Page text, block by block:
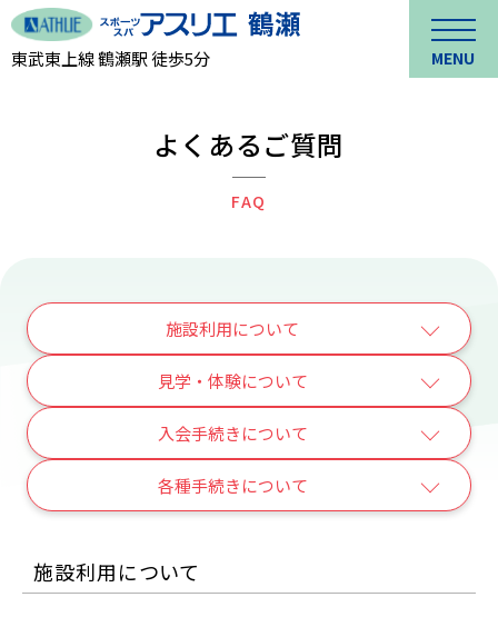
東武東上線 鶴瀬駅 徒歩5分 MENU
よくあるご質問
FAQ
施設利用について
見学・体験について
入会手続きについて
各種手続きについて
施設利用について